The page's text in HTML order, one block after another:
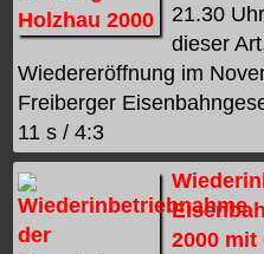
21.30
dieser
Wiedereröffnung im
Freiberger
11 s / 4:3
2000 mit